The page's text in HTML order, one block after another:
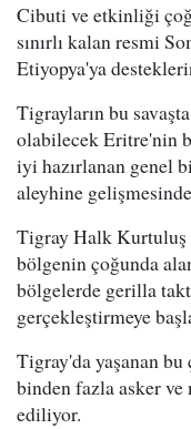
Cibuti ve etkinliği
sınırlı kalan resmi
Etiyopya'ya
Tigrayların bu
olabilecek Eritre'nin
iyi hazırlanan genel
aleyhine
Tigray Halk Kurtuluş
bölgenin çoğunda
bölgelerde gerilla
gerçekleştirmeye
Tigray'da yaşanan
binden fazla asker
ediliyor.